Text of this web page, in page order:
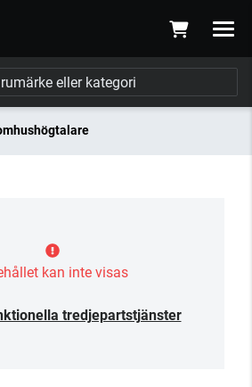
kan inte visas
tredjepartstjänster